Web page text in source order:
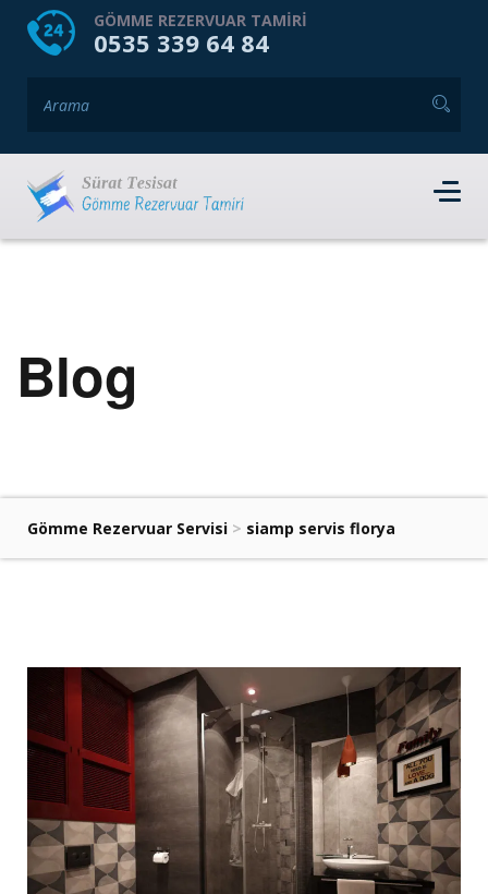
HOME HAKKIMIZDA
GÖMME REZERVUAR TAMIRI
0535 339 64 84
Blog
Gömme Rezervuar Servisi > siamp servis florya